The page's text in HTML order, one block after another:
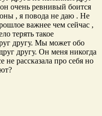
очень ревнивый боится
, я повода не даю . Не
важнее чем сейчас ,
терять такое
другу. Мы может обо
другу. Он меня никогда
не рассказала про себя но